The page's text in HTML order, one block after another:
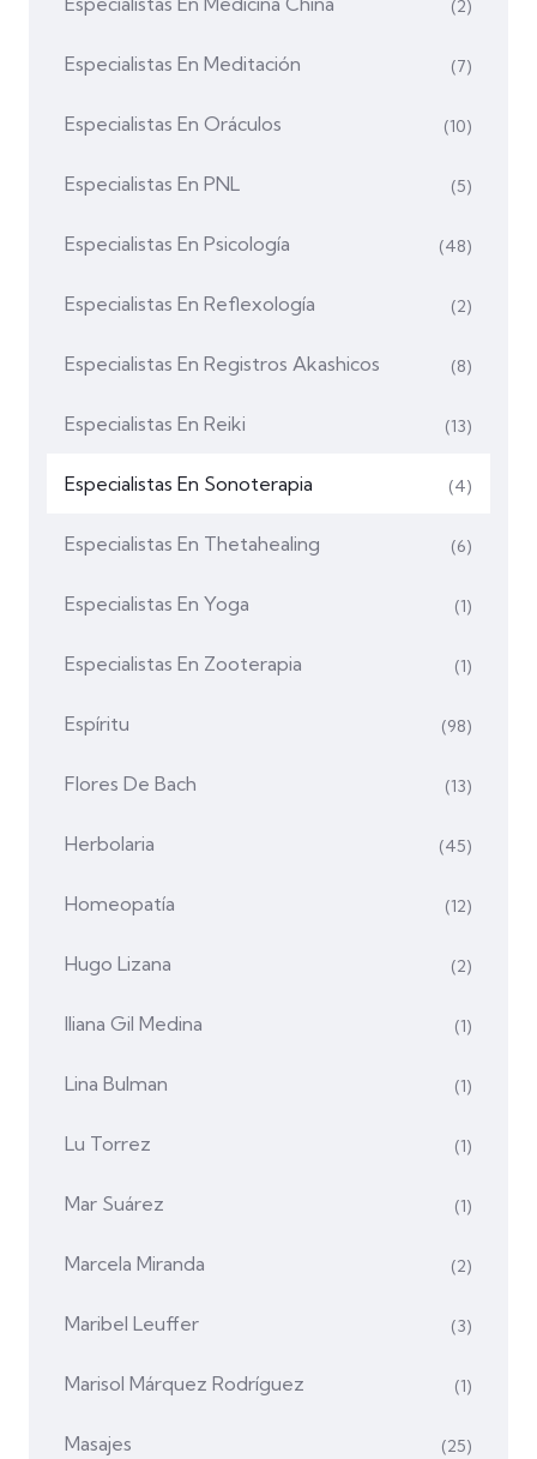
(2)
Especialistas En Meditación (7)
Especialistas En Oráculos (10)
Especialistas En PNL (5)
Especialistas En Psicología (48)
Especialistas En Reflexología (2)
Especialistas En Registros Akashicos (8)
Especialistas En Reiki (13)
Especialistas En Sonoterapia (4)
Especialistas En Thetahealing (6)
Especialistas En Yoga (1)
Especialistas En Zooterapia (1)
Espíritu (98)
Flores De Bach (13)
Herbolaria (45)
Homeopatía (12)
Hugo Lizana (2)
Iliana Gil Medina (1)
Lina Bulman (1)
Lu Torrez (1)
Mar Suárez (1)
Marcela Miranda (2)
Maribel Leuffer (3)
Marisol Márquez Rodríguez (1)
Masajes (25)